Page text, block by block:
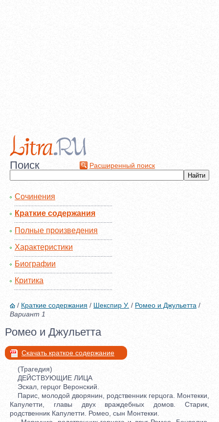
Поиск Расширенный поиск
Сочинения
Краткие содержания
Полные произведения
Характеристики
Биографии
Критика
/ Краткие содержания / Шекспир У. / Ромео и Джульетта /
Вариант 1
Ромео и Джульетта
Скачать краткое содержание
(Трагедия)
ДЕЙСТВУЮЩИЕ ЛИЦА
Эскал, герцог Веронский.
Парис, молодой дворянин, родственник герцога. Монтекки,
Капулетти, главы двух враждебных домов. Старик,
родственник Капулетти. Ромео, сын Монтекки.